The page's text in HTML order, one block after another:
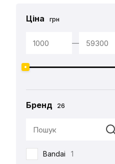
Ціна грн
—
Бренд 26
Bandai
1